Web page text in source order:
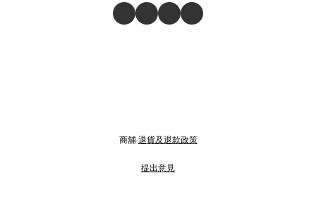
商舖 退貨及退款政策
提出意見